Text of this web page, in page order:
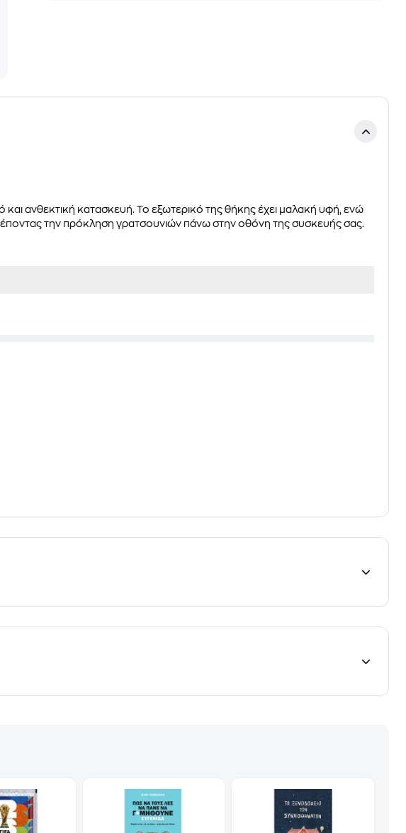
και ανθεκτική κατασκευή. Το εξωτερικό της θήκης έχει μαλακή υφή, ενώ
την πρόκληση γρατσουνιών πάνω στην οθόνη της συσκευής σας.